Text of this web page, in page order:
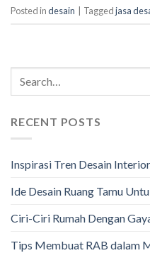
Posted indesain Taggedjasa
RECENT POSTS
Inspirasi Tren Desain
Ide Desain Ruang Tamu
Ciri-Ciri Rumah Dengan
Tips Membuat RAB dalam